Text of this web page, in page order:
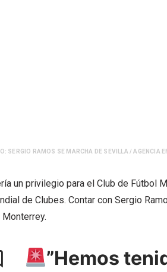
SERGIO RAMOS SE MARCHA DE SEVILLA / AGENCIA
un privilegio para el Club de Fútbol
de Clubes. Contar con Sergio
”Hemos